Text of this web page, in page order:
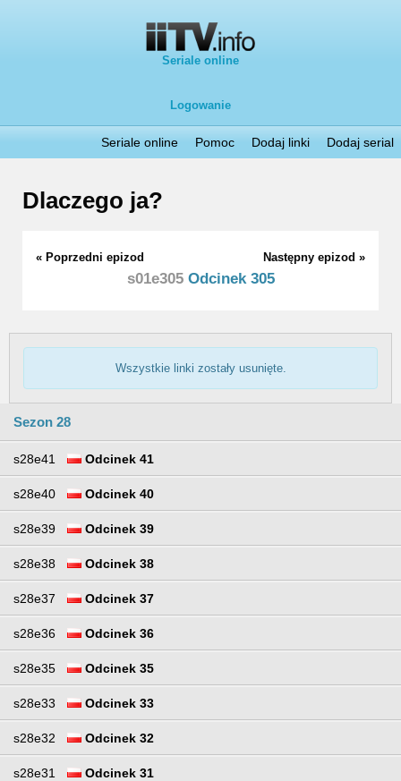
Seriale online
Logowanie
Seriale online Pomoc Dodaj linki Dodaj serial
Dlaczego ja?
« Poprzedni epizod Następny epizod »
s01e305Odcinek 305
Wszystkie linki zostały usunięte.
Sezon 28
s28e41 Odcinek 41
s28e40 Odcinek 40
s28e39 Odcinek 39
s28e38 Odcinek 38
s28e37 Odcinek 37
s28e36 Odcinek 36
s28e35 Odcinek 35
s28e33 Odcinek 33
s28e32 Odcinek 32
s28e31 Odcinek 31